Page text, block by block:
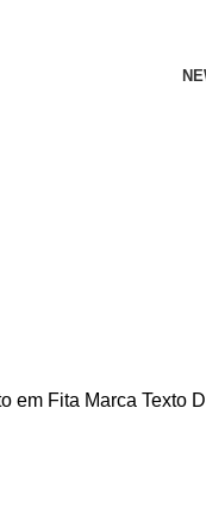
em Fita Marca Texto